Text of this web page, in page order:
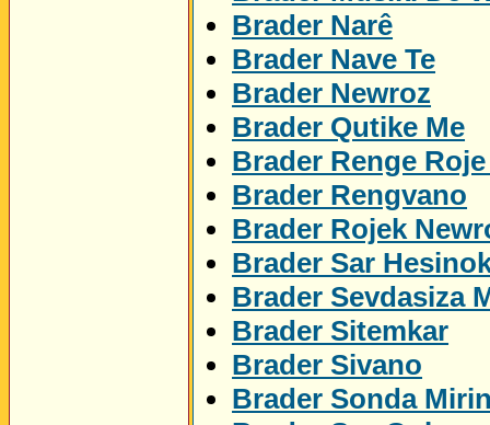
Brader Narê
Brader Nave Te
Brader Newroz
Brader Qutike Me
Brader Renge
Brader Rengvano
Brader Rojek
Brader Sar
Brader Sevdasiza
Brader Sitemkar
Brader Sivano
Brader Sonda